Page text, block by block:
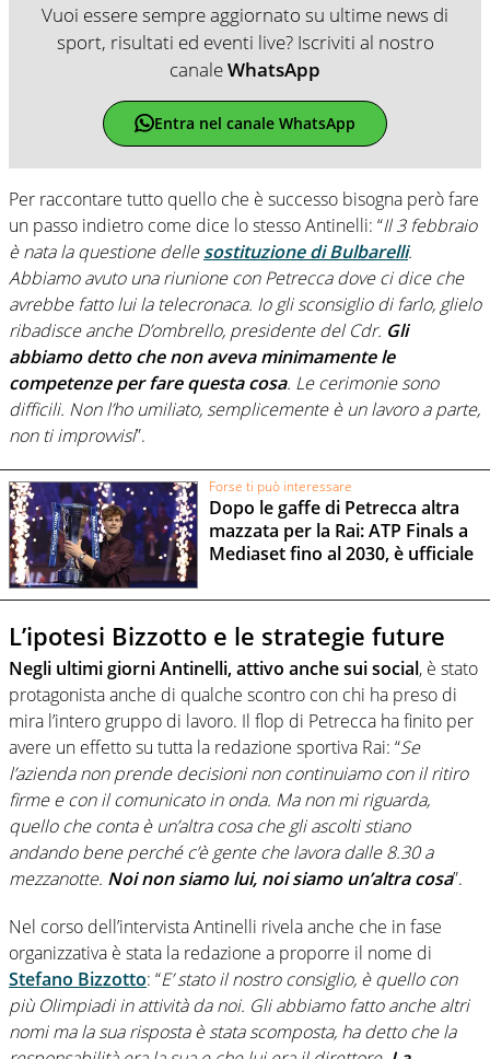
Vuoi essere sempre aggiornato su ultime news di
sport, risultati ed eventi live? Iscriviti al nostro
canaleWhatsApp
Entra nel canale WhatsApp
Per raccontare tutto quello che è successo bisogna però fare
un passo indietro come dice lo stesso Antinelli: “Il 3 febbraio
è nata la questione dellesostituzione di Bulbarelli.
Abbiamo avuto una riunione con Petrecca dove ci dice che
avrebbe fatto lui la telecronaca. Io gli sconsiglio di farlo, glielo
ribadisce anche D’ombrello, presidente del Cdr. Gli
abbiamo detto che non aveva minimamente le
competenze per fare questa cosa. Le cerimonie sono
difficili. Non l’ho umiliato, semplicemente è un lavoro a parte,
non ti improvvisi”.
Forse ti può interessare
Dopo le gaffe di Petrecca altra
mazzata per la Rai: ATP Finals a
Mediaset fino al 2030, è ufficiale
L’ipotesi Bizzotto e le strategie future
Negli ultimi giorni Antinelli, attivo anche sui social, è stato
protagonista anche di qualche scontro con chi ha preso di
mira l’intero gruppo di lavoro. Il flop di Petrecca ha finito per
avere un effetto su tutta la redazione sportiva Rai: “Se
l’azienda non prende decisioni non continuiamo con il ritiro
firme e con il comunicato in onda. Ma non mi riguarda,
quello che conta è un’altra cosa che gli ascolti stiano
andando bene perché c’è gente che lavora dalle 8.30 a
mezzanotte. Noi non siamo lui, noi siamo un’altra cosa”.
Nel corso dell’intervista Antinelli rivela anche che in fase
organizzativa è stata la redazione a proporre il nome di
Stefano Bizzotto: “E’ stato il nostro consiglio, è quello con
più Olimpiadi in attività da noi. Gli abbiamo fatto anche altri
nomi ma la sua risposta è stata scomposta, ha detto che la